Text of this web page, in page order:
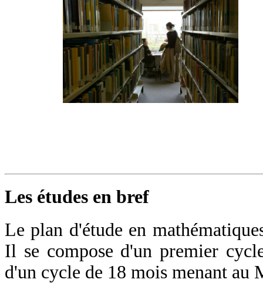
Les études en bref
Le plan d'étude en
Il se compose d'un premier
d'un cycle de 18 mois menant au